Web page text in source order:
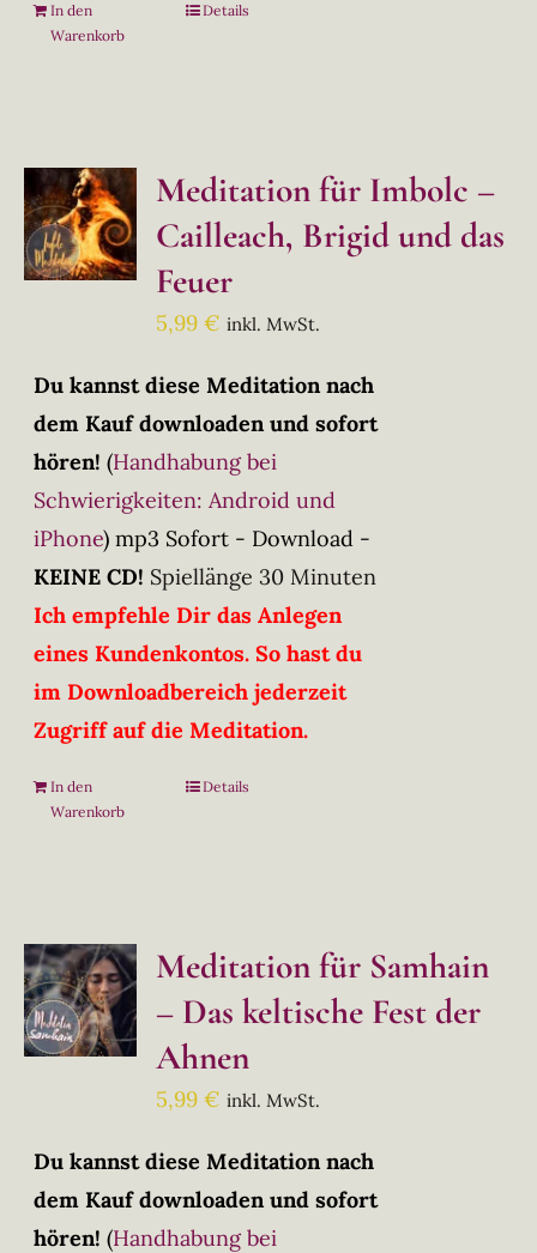
In den
Warenkorb
Details
Meditation für Imbolc –
Cailleach, Brigid und das
Feuer
5,99€ inkl. MwSt.
Du kannst diese Meditation nach
dem Kauf downloaden und sofort
hören! (Handhabung bei
Schwierigkeiten: Android und
iPhone) mp3 Sofort - Download -
KEINE CD! Spiellänge 30 Minuten
Ich empfehle Dir das Anlegen
eines Kundenkontos. So hast du
im Downloadbereich jederzeit
Zugriff auf die Meditation.
In den
Warenkorb
Details
Meditation für Samhain
– Das keltische Fest der
Ahnen
5,99€ inkl. MwSt.
Du kannst diese Meditation nach
dem Kauf downloaden und sofort
hören! (Handhabung bei